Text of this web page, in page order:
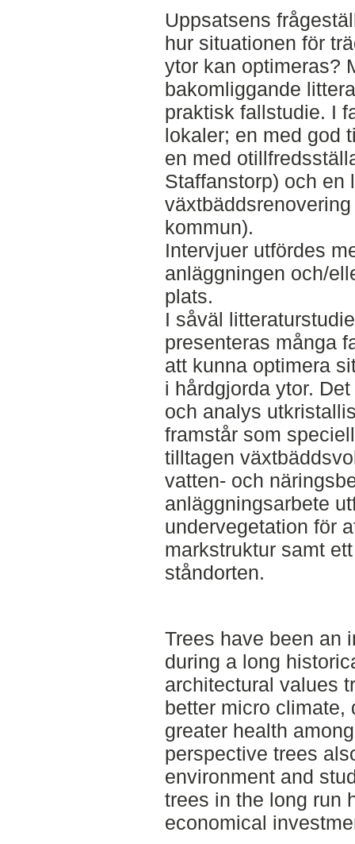
Uppsatsens
hur situationen för
ytor kan optimeras?
bakomliggande
praktisk fallstudie. I
lokaler; en med god
en med
Staffanstorp) och en
kommun).
Intervjuer utfördes
anläggningen och/
plats.
I såväl
presenteras många
att kunna optimera
i hårdgjorda ytor.
och analys
framstår som
tilltagen
vatten- och
anläggningsarbete
undervegetation för
markstruktur samt
ståndorten.
Trees have been an
during a long
architectural values
better micro climate,
greater health
perspective trees
environment and
trees in the long run
economical